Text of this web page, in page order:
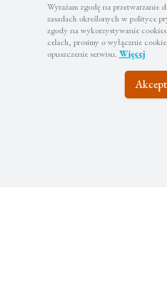
Wyrażam zgodę na przetwarzanie
zasadach określonych w polityce
zgody na wykorzystywanie
celach, prosimy o wyłącznie
opuszczenie serwisu. Więcej